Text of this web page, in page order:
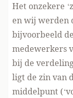
Het onzekere
en wij werden
bijvoorbeeld
medewerkers
bij de
ligt de zin van
middelpunt